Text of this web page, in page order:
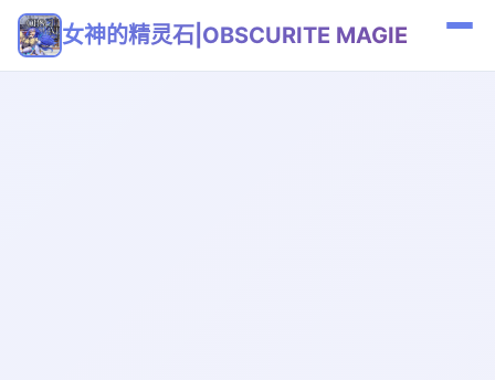
女神的精灵石|OBSCURITE MAGIE